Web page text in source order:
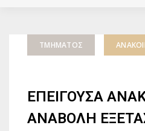
ΤΜΉΜΑΤΟΣ
ΕΠΕΙΓΟΥΣΑ
ΑΝΑΒΟΛΗ